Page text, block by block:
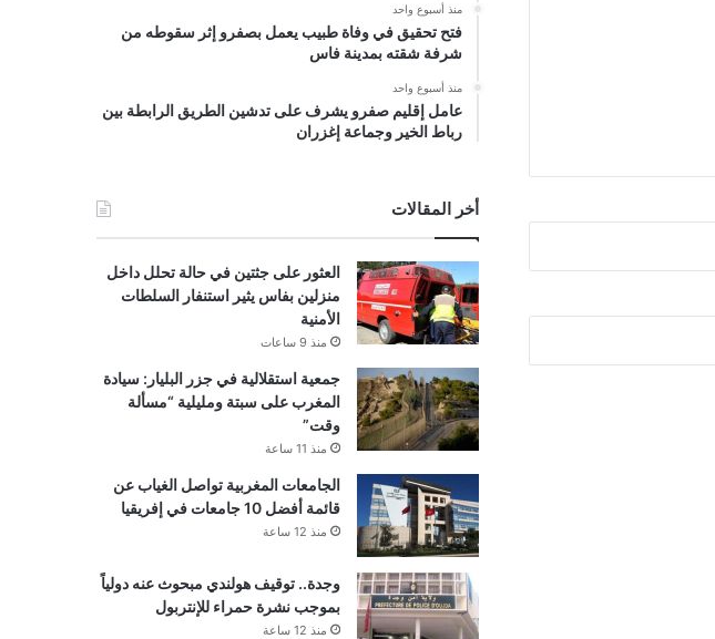
منذ أسبوع واحد
فتح تحقيق في وفاة طبيب يعمل بصفرو إثر سقوطه من
شرفة شقته بمدينة فاس
منذ أسبوع واحد
عامل إقليم صفرو يشرف على تدشين الطريق الرابطة بين
رباط الخير وجماعة إغزران
أخر المقالات
العثور على جثتين في حالة تحلل داخل
منزلين بفاس يثير استنفار السلطات
الأمنية
منذ 9 ساعات
جمعية استقلالية في جزر البليار: سيادة
المغرب على سبتة ومليلية “مسألة
وقت”
منذ 11 ساعة
الجامعات المغربية تواصل الغياب عن
قائمة أفضل 10 جامعات في إفريقيا
منذ 12 ساعة
وجدة.. توقيف هولندي مبحوث عنه دولياً
بموجب نشرة حمراء للإنتربول
منذ 12 ساعة